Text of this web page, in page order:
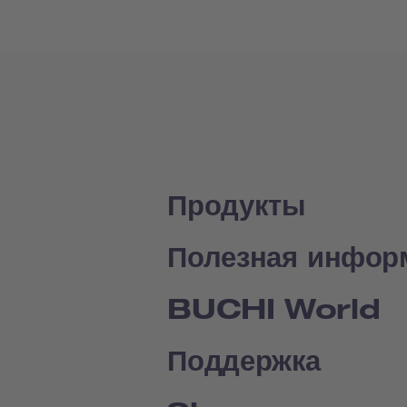
Продукты
Полезная
BUCHI World
Поддержка